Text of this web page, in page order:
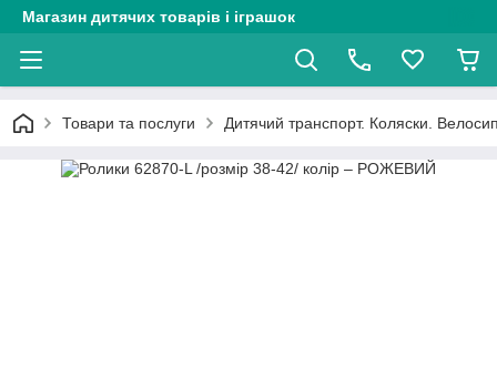
Магазин дитячих товарів і іграшок
Товари та послуги Дитячий транспорт. Коляски.